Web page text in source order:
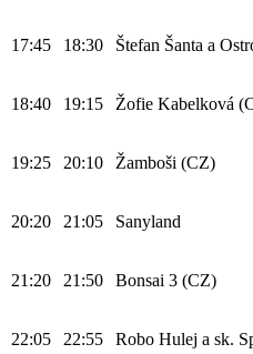
17:45 18:30 Štefan Šanta a
18:40 19:15 Žofie Kabelková
19:25 20:10 Žamboši (CZ)
20:20 21:05 Sanyland
21:20 21:50 Bonsai 3 (CZ)
22:05 22:55 Robo Hulej a sk.